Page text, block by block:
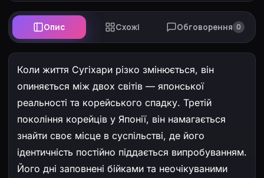
Опис Схожі Обговорення 0
Коли життя Сугіхари різко змінюється, він
опиняється між двох світів — японської
реальності та корейського спадку. Третій
покоління корейців у Японії, він намагається
знайти своє місце в суспільстві, де його
ідентичність постійно піддається випробуванням.
Його дні заповнені бійками та неочікуваними